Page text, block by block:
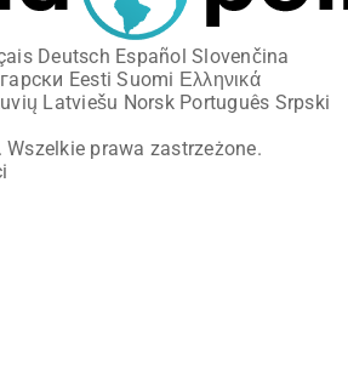
Deutsch Español Slovenčina
Eesti Suomi Ελληνικά
Latviešu Norsk Português Srpski
prawa zastrzeżone.